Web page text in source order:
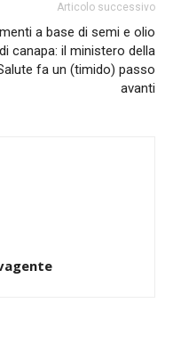
Articolo successivo
a base di semi e olio
di canapa: il ministero della
fa un (timido) passo
avanti